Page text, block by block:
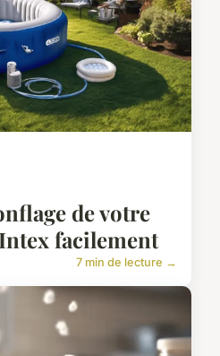
de votre
facilement
7 min de lecture →